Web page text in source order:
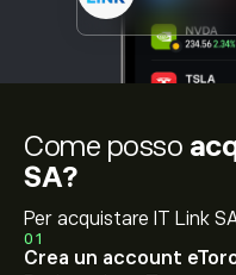
Come posso
SA?
Per acquistare IT Link
01
Crea un account